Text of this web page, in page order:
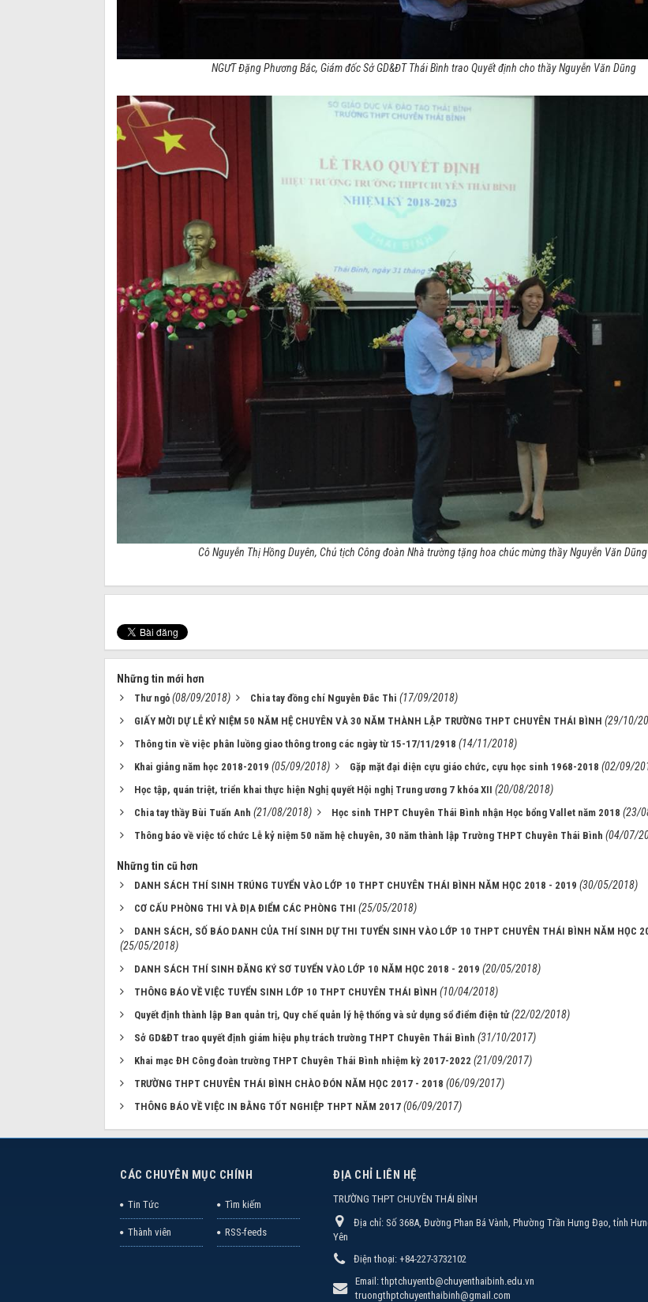
NGƯT Đặng Phương Bắc, Giám đốc Sở GD&ĐT Thái Bình trao Quyết định cho thầy Nguyễn Văn Dũng
Cô Nguyễn Thị Hồng Duyên, Chủ tịch Công đoàn Nhà trường tặng hoa chúc mừng thầy Nguyễn Văn Dũng
Những tin mới hơn
Thư ngỏ (08/09/2018) Chia tay đồng chí Nguyễn Đắc Thi (17/09/2018)
GIẤY MỜI DỰ LỄ KỶ NIỆM 50 NĂM HỆ CHUYÊN VÀ 30 NĂM THÀNH LẬP TRƯỜNG THPT CHUYÊN THÁI BÌNH (29/10/
Thông tin về việc phân luồng giao thông trong các ngày từ 15-17/11/2918 (14/11/2018)
Khai giảng năm học 2018-2019 (05/09/2018) Gặp mặt đại diện cựu giáo chức, cựu học sinh 1968-2018 (02/09/
Học tập, quán triệt, triển khai thực hiện Nghị quyết Hội nghị Trung ương 7 khóa XII (20/08/2018)
Chia tay thầy Bùi Tuấn Anh (21/08/2018) Học sinh THPT Chuyên Thái Bình nhận Học bổng Vallet năm 2018 (23/
Thông báo về việc tổ chức Lễ kỷ niệm 50 năm hệ chuyên, 30 năm thành lập Trường THPT Chuyên Thái Bình (04/07/
Những tin cũ hơn
DANH SÁCH THÍ SINH TRÚNG TUYỂN VÀO LỚP 10 THPT CHUYÊN THÁI BÌNH NĂM HỌC 2018 - 2019 (30/05/2018)
CƠ CẤU PHÒNG THI VÀ ĐỊA ĐIỂM CÁC PHÒNG THI (25/05/2018)
DANH SÁCH, SỐ BÁO DANH CỦA THÍ SINH DỰ THI TUYỂN SINH VÀO LỚP 10 THPT CHUYÊN THÁI BÌNH NĂM HỌC
(25/05/2018)
DANH SÁCH THÍ SINH ĐĂNG KÝ SƠ TUYỂN VÀO LỚP 10 NĂM HỌC 2018 - 2019 (20/05/2018)
THÔNG BÁO VỀ VIỆC TUYỂN SINH LỚP 10 THPT CHUYÊN THÁI BÌNH (10/04/2018)
Quyết định thành lập Ban quản trị, Quy chế quản lý hệ thống và sử dụng sổ điểm điện tử (22/02/2018)
Sở GD&ĐT trao quyết định giám hiệu phụ trách trường THPT Chuyên Thái Bình (31/10/2017)
Khai mạc ĐH Công đoàn trường THPT Chuyên Thái Bình nhiệm kỳ 2017-2022 (21/09/2017)
TRƯỜNG THPT CHUYÊN THÁI BÌNH CHÀO ĐÓN NĂM HỌC 2017 - 2018 (06/09/2017)
THÔNG BÁO VỀ VIỆC IN BẰNG TỐT NGHIỆP THPT NĂM 2017 (06/09/2017)
CÁC CHUYÊN MỤC CHÍNH
Tin Tức Tìm kiếm
Thành viên RSS-feeds
ĐỊA CHỈ LIÊN HỆ
TRƯỜNG THPT CHUYÊN THÁI BÌNH
Địa chỉ: Số 368A, Đường Phan Bá Vành, Phường Trần Hưng Đạo, tỉnh
Yên
Điện thoại: +84-227-3732102
Email:thptchuyentb@chuyenthaibinh.edu.vn
truongthptchuyenthaibinh@gmail.com